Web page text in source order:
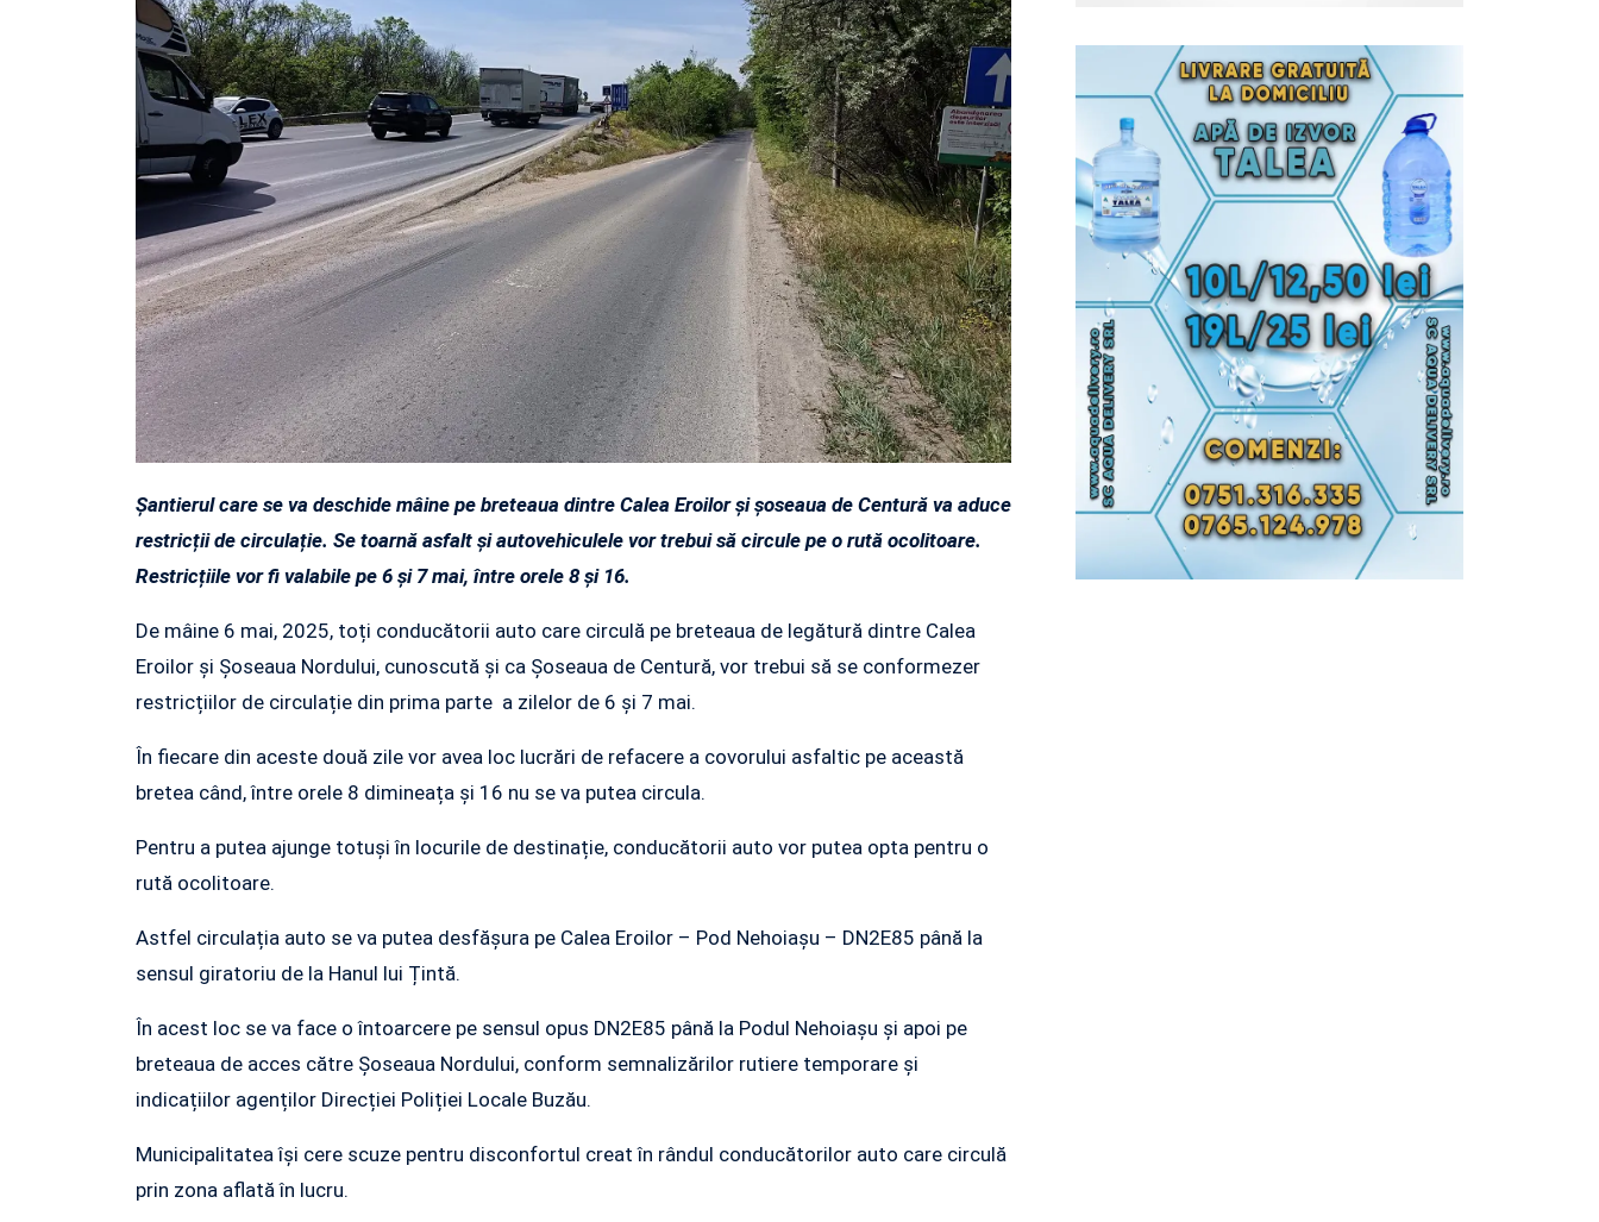
Șantierul care se va deschide mâine pe breteaua dintre Calea Eroilor și șoseaua de Centură va aduce
restricții de circulație. Se toarnă asfalt și autovehiculele vor trebui să circule pe o rută ocolitoare.
Restricțiile vor fi valabile pe 6 și 7 mai, între orele 8 și 16.
De mâine 6 mai, 2025, toți conducătorii auto care circulă pe breteaua de legătură dintre Calea
Eroilor și Șoseaua Nordului, cunoscută și ca Șoseaua de Centură, vor trebui să se conformezer
restricțiilor de circulație din prima parte a zilelor de 6 și 7 mai.
În fiecare din aceste două zile vor avea loc lucrări de refacere a covorului asfaltic pe această
bretea când, între orele 8 dimineața și 16 nu se va putea circula.
Pentru a putea ajunge totuși în locurile de destinație, conducătorii auto vor putea opta pentru o
rută ocolitoare.
Astfel circulația auto se va putea desfășura pe Calea Eroilor – Pod Nehoiașu – DN2E85 până la
sensul giratoriu de la Hanul lui Țintă.
În acest loc se va face o întoarcere pe sensul opus DN2E85 până la Podul Nehoiașu și apoi pe
breteaua de acces către Șoseaua Nordului, conform semnalizărilor rutiere temporare și
indicațiilor agenților Direcției Poliției Locale Buzău.
Municipalitatea își cere scuze pentru disconfortul creat în rândul conducătorilor auto care circulă
prin zona aflată în lucru.